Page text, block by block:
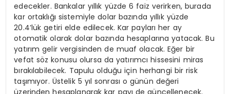
edecekler. Bankalar yıllık yüzde 6 faiz verirken, burada
kar ortaklığı sistemiyle dolar bazında yıllık yüzde
20.4’lük getiri elde edilecek. Kar payları her ay
otomatik olarak dolar bazında hesaplarına yatacak. Bu
yatırım gelir vergisinden de muaf olacak. Eğer bir
vefat söz konusu olursa da yatırımcı hissesini miras
bırakılabilecek. Tapulu olduğu için herhangi bir risk
taşımıyor. Üstelik 5 yıl sonrası o günün değeri